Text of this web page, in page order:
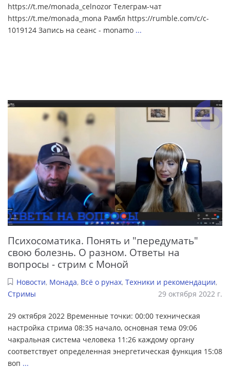
https://t.me/monada_celnozor Телеграм-чат
https://t.me/monada_mona Рамбл https://rumble.com/c/c-
1019124 Запись на сеанс - monamo ...
Психосоматика. Понять и "передумать"
свою болезнь. О разном. Ответы на
вопросы - стрим с Моной
Новости, Монада, Всё о рунах, Техники и рекомендации,
Стримы
29 октября 2022 г.
29 октября 2022 Временные точки: 00:00 техническая
настройка стрима 08:35 начало, основная тема 09:06
чакральная система человека 11:26 каждому органу
соответствует определенная энергетическая функция 15:08
воп ...